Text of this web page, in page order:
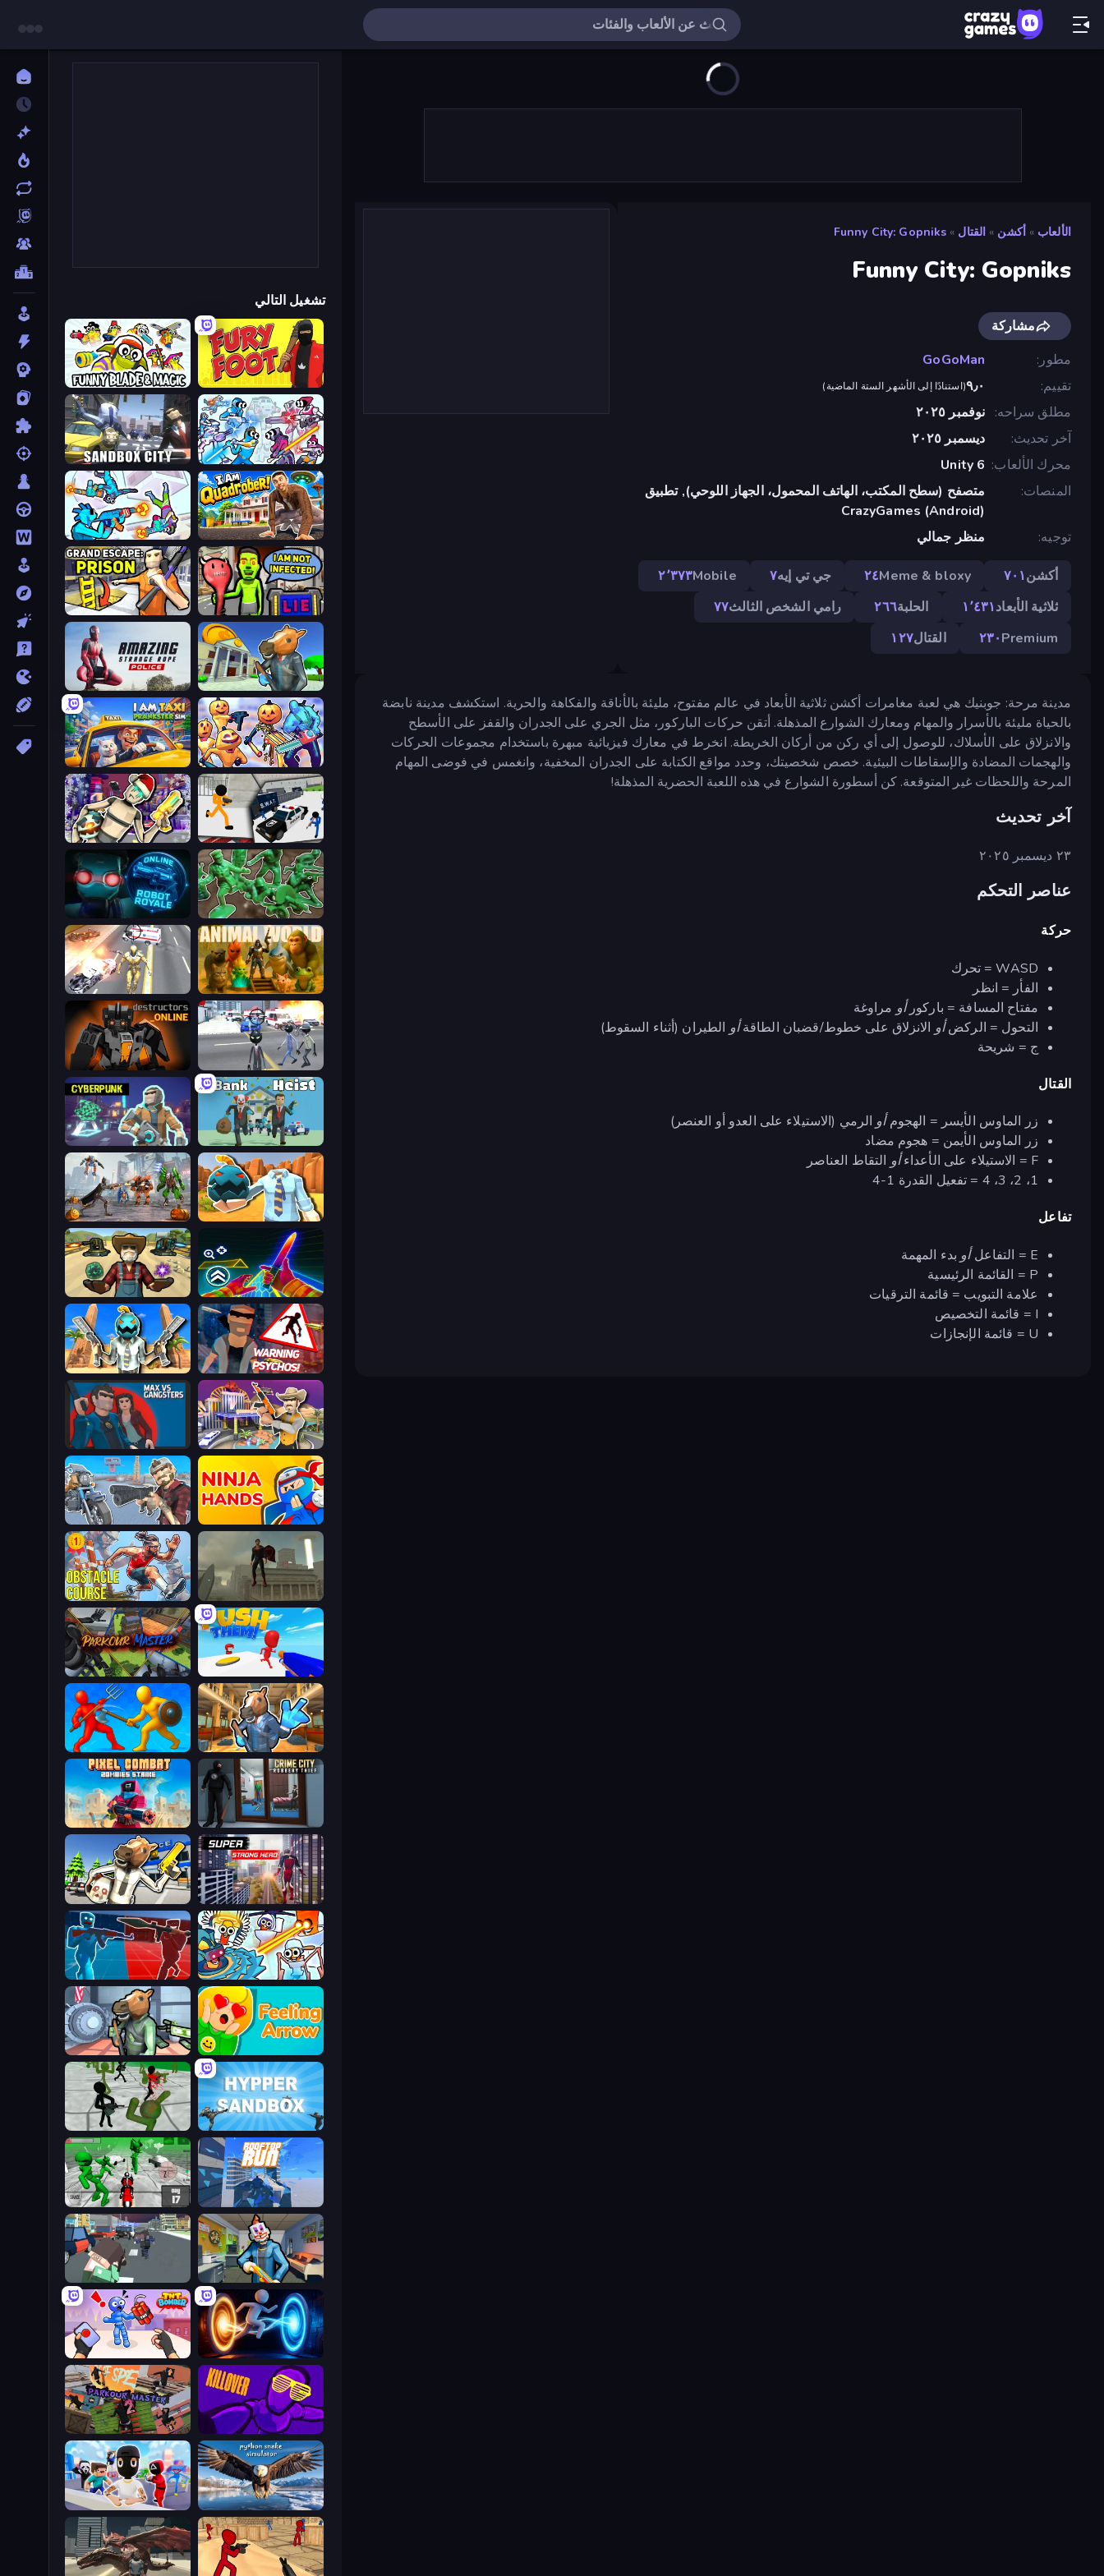
الألعاب » أكشن » القتال »
Funny City: Gopniks
Funny City: Gopniks
مشاركة
مطور
GoGoMan
تقييم
٩٫٠(استنادًا إلى الأشهر الستة الماضية)
مطلق سراحه
نوفمبر ٢٠٢٥
آخر تحديث
ديسمبر ٢٠٢٥
محرك الألعاب Unity 6
المنصات
متصفح (سطح المكتب، الهاتف المحمول، الجهاز اللوحي), تطبيق
CrazyGames (Android)
توجيه
منظر جمالي
أكشن٧٠١ Meme & bloxy٢٤ جي تي إيه٧ Mobile٢٬٣٧٣
ثلاثية الأبعاد١٬٤٣١ الحلبة٢٦٦ رامي الشخص الثالث٧٧
Premium٢٣٠ القتال١٢٧
مدينة مرحة: جوبنيك هي لعبة مغامرات أكشن ثلاثية الأبعاد في عالم مفتوح، مليئة بالأناقة والفكاهة والحرية. استكشف مدينة نابضة
بالحياة مليئة بالأسرار والمهام ومعارك الشوارع المذهلة. أتقن حركات الباركور، مثل الجري على الجدران والقفز على الأسطح
والانزلاق على الأسلاك، للوصول إلى أي ركن من أركان الخريطة. انخرط في معارك فيزيائية مبهرة باستخدام مجموعات الحركات
والهجمات المضادة والإسقاطات البيئية. خصص شخصيتك، وحدد مواقع الكتابة على الجدران المخفية، وانغمس في فوضى المهام
المرحة واللحظات غير المتوقعة. كن أسطورة الشوارع في هذه اللعبة الحضرية المذهلة!
آخر تحديث
٢٣ ديسمبر ٢٠٢٥
عناصر التحكم
حركة
WASD = تحرك
الفأر = انظر
مفتاح المسافة = باركورأو مراوغة
التحول = الركضأو الانزلاق على خطوط/قضبان الطاقةأو الطيران (أثناء السقوط)
ج = شريحة
القتال
زر الماوس الأيسر = الهجومأو الرمي (الاستيلاء على العدو أو العنصر)
زر الماوس الأيمن = هجوم مضاد
F = الاستيلاء على الأعداء
أو التقاط العناصر
1، 2، 3، 4 = تفعيل القدرة 1-4
تفاعل
E = التفاعل أو بدء المهمة
P = القائمة الرئيسية
علامة التبويب = قائمة الترقيات
I = قائمة التخصيص
U = قائمة الإنجازات
تشغيل التالي
Fury Foot
Funny Blade & Magic
Space Wars Battleground
Sandbox City
I Am Quadrober!
Gravity Arena Shooter
I Am Not Infected!
Grand Escape: Prison
Bank Robbery 3
Amazing Strange Rope Police
Halloween Chainsaw Massacre
I Am Taxi Prankster Sim
Stickman Prison: Counter Assault
Cyberpunk: Corporation
Soldiers - Capture and Control!
Online Robot Royale
Animal World
Super Crime Steel War Hero
Destructors Online
Bank Heist
Cyberpunk: Resistance
Serious Head 2
Flying Bat Robot Car Transform Game
Surf GO Parkour
Guns and Magic
City of Psychos
Serious Head
Casino Robbery
Max vs Gangsters
Ninja Hands
Shoot and Drive
The Superman - Theme is Aliens
Obstacle Course Ragdoll
Push Them!
Parkour Master
Bank Robbery 2
Epic Sword Battle! Fight in Arena
Crime City Robbery Thief Games
Pixel Combat: Zombies Strike
Super Strong Hero
Bank Robbery: Escape
Toilets Worms Shooter
Battle of the Soldiers: Red vs Blue
Feeling Arrow
Bank Robbery
Hypper Sandbox
Stickman Zombie 3D
Rooftop Run
Stickman Zombie: Motorcycle
Save the Hostages
Pixel Stories 2: Night of Payoff
Portal Escape
TNT Bomber
KILLOVER
Parkour Master 2
Python Snake Simulator
Mr. Dude: Online Multiverse Challenge